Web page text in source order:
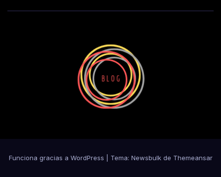
Funciona gracias a WordPress Tema: Newsbulkde Themeansar